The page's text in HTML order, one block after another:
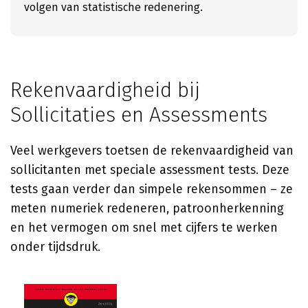
volgen van statistische redenering.
Rekenvaardigheid bij
Sollicitaties en Assessments
Veel werkgevers toetsen de rekenvaardigheid van
sollicitanten met speciale assessment tests. Deze
tests gaan verder dan simpele rekensommen – ze
meten numeriek redeneren, patroonherkenning
en het vermogen om snel met cijfers te werken
onder tijdsdruk.